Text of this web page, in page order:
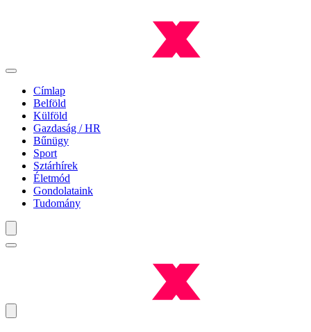
Címlap
Belföld
Külföld
Gazdaság / HR
Bűnügy
Sport
Sztárhírek
Életmód
Gondolataink
Tudomány